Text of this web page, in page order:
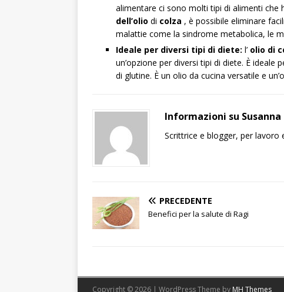
alimentare ci sono molti tipi di alimenti che
dell’olio di colza , è possibile eliminare
malattie come la sindrome metabolica, le
Ideale per diversi tipi di diete: l’ olio di
un’opzione per diversi tipi di diete. È ideale
di glutine. È un olio da cucina versatile e
Informazioni su Susanna
Scrittrice e blogger, per lavoro
PRECEDENTE
Benefici per la salute di Ragi
Copyright © 2026 | WordPress Theme by MH Themes